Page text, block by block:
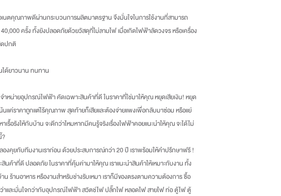
นตคุณภาพดีผ่านกระบวนการผลิตมาตรฐาน จึงมั่นใจในการใช้งานที่สามารถ
ครั้ง ทั้งยังปลอดภัยด้วยวัสดุที่ไม่ลามไฟ เมื่อเกิดไฟฟ้าลัดวงจร หรือเครื่อง
ปกติ
ได้ยาวนาน ทนทาน
ำหน่ายอุปกรณ์ไฟฟ้า คัดเฉพาะสินค้าที่ดี ในราคาที่ใช่มาให้คุณ หยุดเสียเงิน!หยุด
นแค่ราคาถูกแต่ไร้คุณภาพ สุดท้ายก็เสียและต้องจ่ายแพงเพื่อกลับมาซ่อม หรือแย่
รื้อรังให้กับบ้าน จะดีกว่าไหมหากมีคนรู้จริงเรื่องไฟฟ้าคอยแนะนำให้คุณ จะได้ไม่
?
งคุยกับทีมงานเราก่อนด้วยประสบการณ์กว่า20ปี เราพร้อมให้คำปรึกษาฟรี!
ะสินค้าที่ดี ปลอดภัย ในราคาที่คุ้มค่ามาให้คุณ เราแนะนำสินค้าให้เหมาะกับงาน ทั้ง
น ร้านอาหาร หรืองานสำหรับช่างรับเหมา เราก็มีของตรงตามความต้องการ ซื้อ
าและมั่นใจกว่ากับอุปกรณ์ไฟฟ้า สวิตช์ไฟ ปลั๊กไฟ หลอดไฟ สายไฟ ท่อ ตู้ไฟ ตู้